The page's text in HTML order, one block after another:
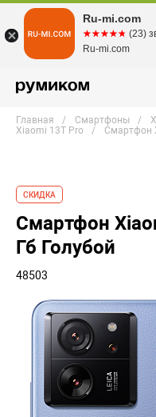
Главная Смартфоны
Xiaomi 13T Pro
Смартфон
СКИДКА
Смартфон
Гб Голубой
48503
Ru-mi.com
☆☆☆☆☆
★★★★★ (23)
Ru-mi.com